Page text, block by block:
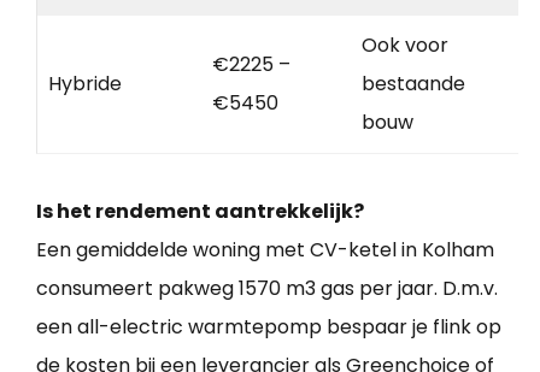
Hybride
€2225 –
€5450
Ook voor
bestaande
bouw
Is het rendement aantrekkelijk?
Een gemiddelde woning met CV-ketel in Kolham
consumeert pakweg 1570 m3 gas per jaar. D.m.v.
een all-electric warmtepomp bespaar je flink op
de kosten bij een leverancier als Greenchoice of